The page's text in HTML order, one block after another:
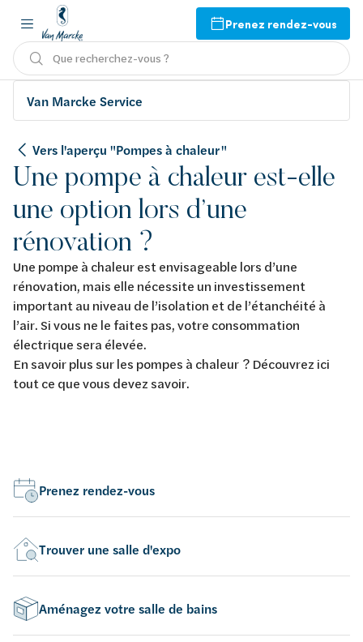
Prenez rendez-vous
Que recherchez-vous ?
Van Marcke Service
Vers l'aperçu "Pompes à chaleur "
Une pompe à chaleur est-elle
une option lors d’une
rénovation ?
Une pompe à chaleur est envisageable lors d’une
rénovation, mais elle nécessite un investissement
important au niveau de l’isolation et de l’étanchéité à
l’air. Si vous ne le faites pas, votre consommation
électrique sera élevée.
En savoir plus sur les pompes à chaleur ? Découvrez ici
tout ce que vous devez savoir.
Prenez rendez-vous
Trouver une salle d'expo
Aménagez votre salle de bains